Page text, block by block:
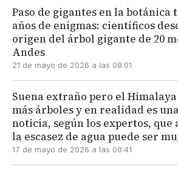
Paso de gigantes en la botánica
años de enigmas: científicos
origen del árbol gigante de 20
Andes
21 de mayo de 2026 a las 08:01
Suena extraño pero el
más árboles y en realidad es
noticia, según los expertos, que
la escasez de agua puede ser
17 de mayo de 2026 a las 09:41